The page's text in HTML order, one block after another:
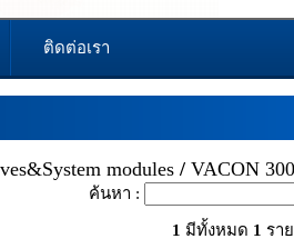
ติดต่อเรา
modules / VACON
ค้นหา :
1 มีทั้งหมด 1 รา